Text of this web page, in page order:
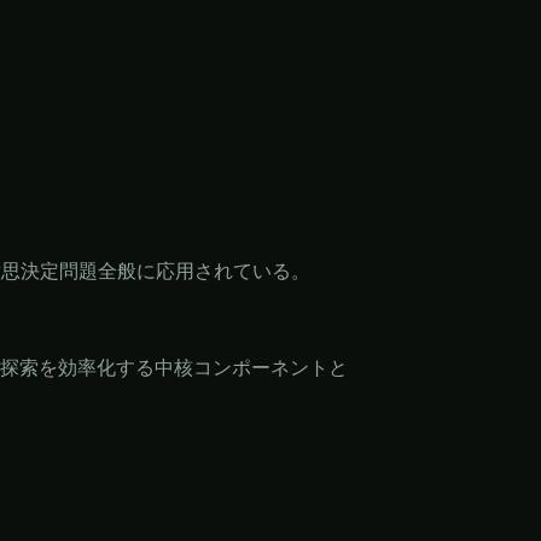
決定問題全般に応用されている。
索を効率化する中核コンポーネントと